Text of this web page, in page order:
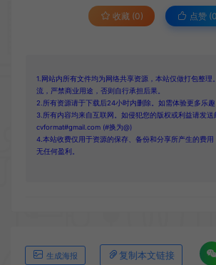
收藏 (0) 点赞 (0
1.网站内所有文件均为网络共享资源，本站仅做打包整理
流，严禁商业用途，否则自行承担后果。
2.所有资源请于下载后24小时内删除。如需体验更多乐趣
3.所有内容均来自互联网。如侵犯您的版权或利益请发送
cvformat#gmail.com (#换为@)
4.本站收费仅用于资源的保存、备份和分享所产生的费
无任何盈利。
生成海报 复制本文链接